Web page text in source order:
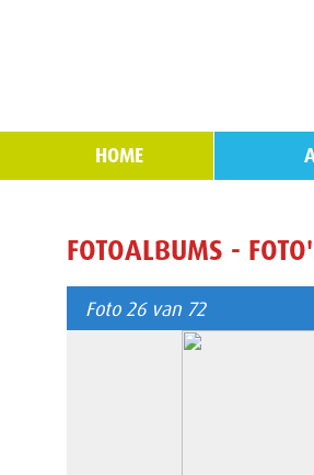
HOME
FOTOALBUMS -
Foto 26 van 72